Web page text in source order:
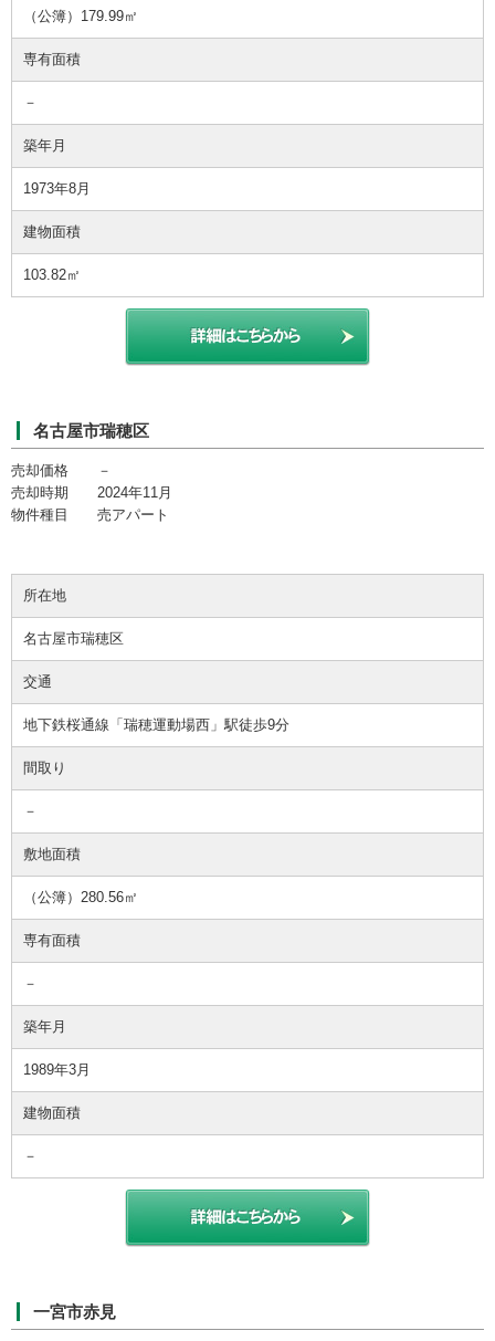
（公簿）179.99㎡
専有面積
－
築年月
1973年8月
建物面積
103.82㎡
名古屋市瑞穂区
売却価格 －
売却時期 2024年11月
物件種目 売アパート
所在地
名古屋市瑞穂区
交通
地下鉄桜通線「瑞穂運動場西」駅徒歩9分
間取り
－
敷地面積
（公簿）280.56㎡
専有面積
－
築年月
1989年3月
建物面積
－
一宮市赤見